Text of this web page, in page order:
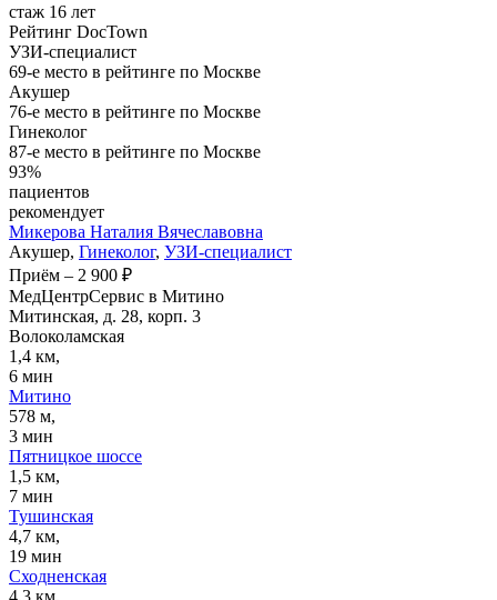
стаж 16 лет
Рейтинг DocTown
УЗИ-специалист
69-е место в рейтинге по Москве
Акушер
76-е место в рейтинге по Москве
Гинеколог
87-е место в рейтинге по Москве
93%
пациентов
рекомендует
Микерова Наталия Вячеславовна
Акушер, Гинеколог, УЗИ-специалист
Приём – 2 900 ₽
МедЦентрСервис в Митино
Митинская, д. 28, корп. 3
Волоколамская
1,4 км,
6 мин
Митино
578 м,
3 мин
Пятницкое шоссе
1,5 км,
7 мин
Тушинская
4,7 км,
19 мин
Сходненская
4,3 км,